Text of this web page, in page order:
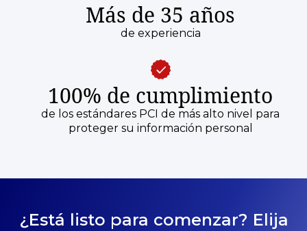
Más de 35 años
de experiencia
100% de cumplimiento
de los estándares PCI de más alto nivel para
proteger su información personal
¿Está listo para comenzar? Elija